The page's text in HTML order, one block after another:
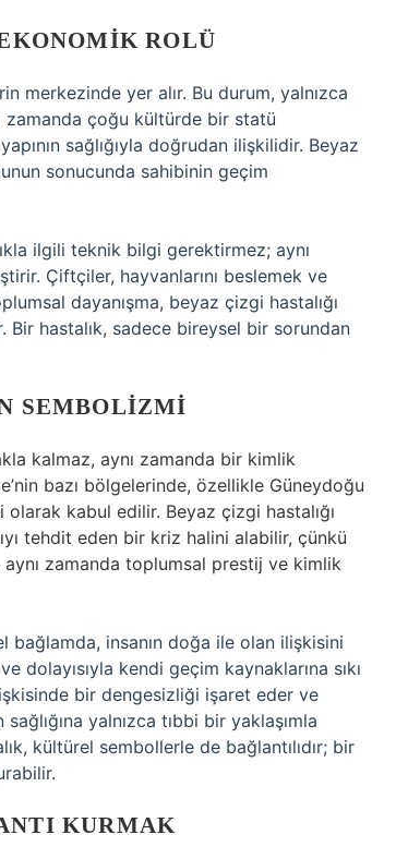
ROLÜ
merkezinde yer alır. Bu durum, yalnızca
zamanda çoğu kültürde bir statü
sağlığıyla doğrudan ilişkilidir. Beyaz
sonucunda sahibinin geçim
ilgili teknik bilgi gerektirmez; aynı
Çiftçiler, hayvanlarını beslemek ve
dayanışma, beyaz çizgi hastalığı
Bir hastalık, sadece bireysel bir sorundan
SEMBOLIZMI
kalmaz, aynı zamanda bir kimlik
bazı bölgelerinde, özellikle Güneydoğu
kabul edilir. Beyaz çizgi hastalığı
tehdit eden bir kriz halini alabilir, çünkü
aynı zamanda toplumsal prestij ve kimlik
bağlamda, insanın doğa ile olan ilişkisini
dolayısıyla kendi geçim kaynaklarına sıkı
ilişkisinde bir dengesizliği işaret eder ve
yalnızca tıbbi bir yaklaşımla
kültürel sembollerle de bağlantılıdır; bir
KURMAK